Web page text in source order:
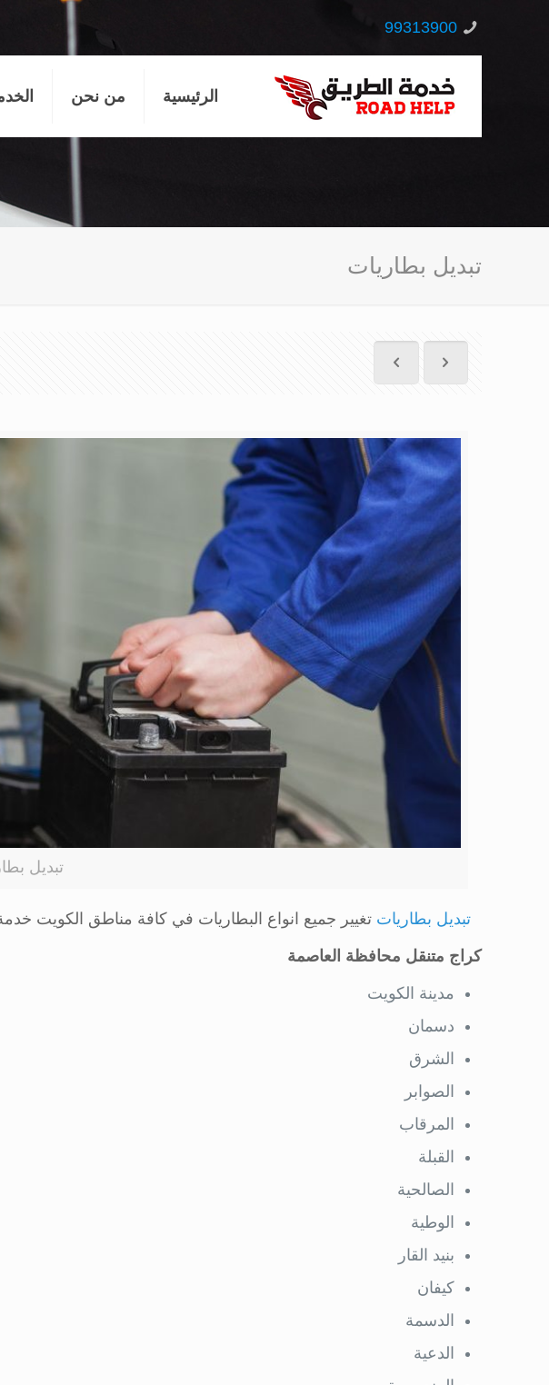
99313900
الرئيسية من نحن
تبديل بطاريات
تبديل
تبديل بطاريات تغيير جميع انواع البطاريات في كافة مناطق الكويت
كراج متنقل محافظة العاصمة
مدينة الكويت
دسمان
الشرق
الصوابر
المرقاب
القبلة
الصالحية
الوطية
بنيد القار
كيفان
الدسمة
الدعية